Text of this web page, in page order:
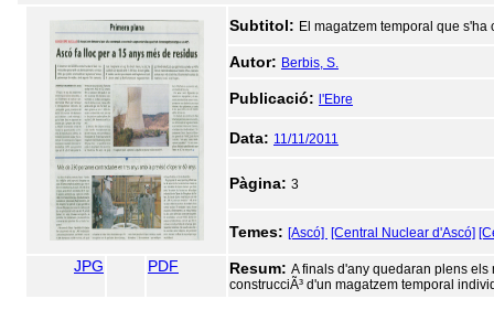
Subtitol: El magatzem temporal que
Autor: Berbis, S.
Publicació: l'Ebre
Data: 11/11/2011
Pàgina: 3
Temes: [Ascó] [Central Nuclear d'Ascó]
JPG PDF Resum: A finals d'any quedaran plens els
construcciÃ³ d'un magatzem temporal